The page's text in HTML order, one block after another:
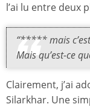
l’ai lu entre deux
“***** mais c’est
Mais qu’est-ce
Clairement, j’ai
Silarkhar. Une